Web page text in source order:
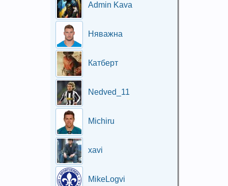
Admin Kava
Няважна
Катберт
Nedved_11
Michiru
xavi
MikeLogvi